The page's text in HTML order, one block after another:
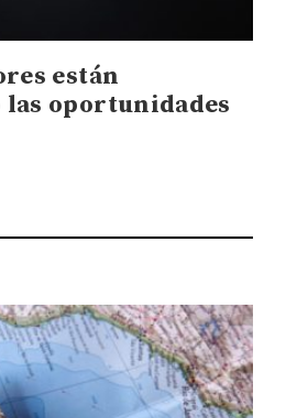
están
las oportunidades